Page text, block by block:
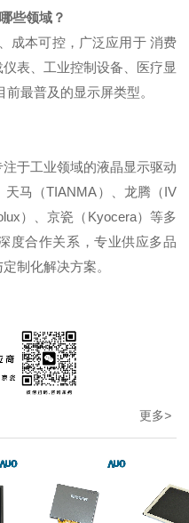
些领域？
成本可控，广泛应用于 消费
表、工业控制设备、医疗显
前最普及的显示屏类型。
于工业领域的液晶显示驱动
马（TIANMA）、龙腾（IV
）、京瓷（Kyocera）等多
度合作关系，专业供应多品
制化解决方案。
更多>